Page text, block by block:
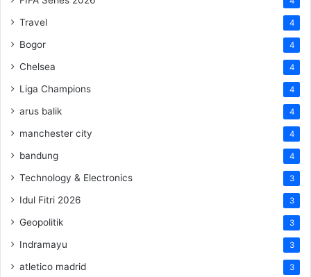
Travel 4
Bogor 4
Chelsea 4
Liga Champions 4
arus balik 4
manchester city 4
bandung 4
Technology & Electronics 3
Idul Fitri 2026 3
Geopolitik 3
Indramayu 3
atletico madrid 3